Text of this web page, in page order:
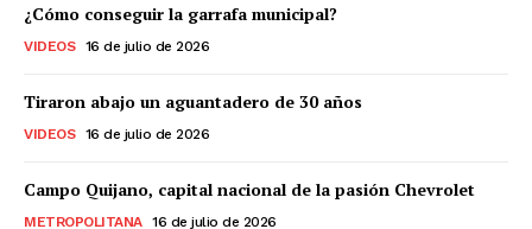
¿Cómo conseguir la garrafa municipal?
VIDEOS 16 de julio de 2026
Tiraron abajo un aguantadero de 30 años
VIDEOS 16 de julio de 2026
Campo Quijano, capital nacional de la pasión Chevrolet
METROPOLITANA 16 de julio de 2026